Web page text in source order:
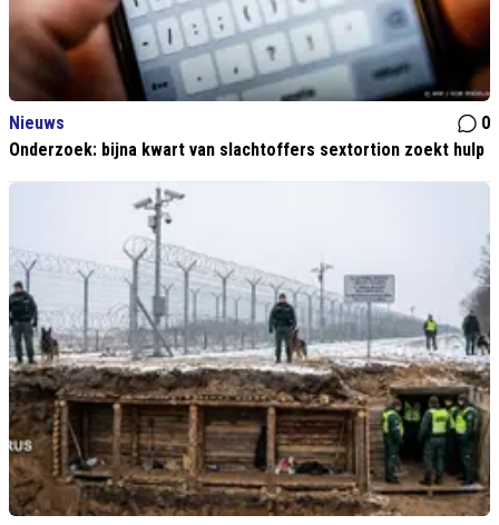
Nieuws
0
Onderzoek: bijna kwart van slachtoffers sextortion zoekt hulp